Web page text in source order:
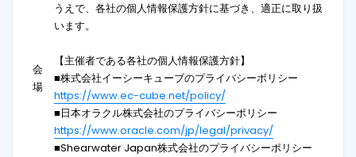
会
場
うえで、各社の個人情報保護方針に基づき、適正に取り扱
います。
【主催者である各社の個人情報保護方針】
■株式会社イーシーキューブのプライバシーポリシー
https://www.ec-cube.net/policy/
■日本オラクル株式会社のプライバシーポリシー
https://www.oracle.com/jp/legal/privacy/
■Shearwater Japan株式会社のプライバシーポリシー